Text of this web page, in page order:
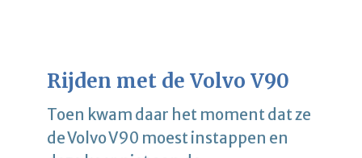
Rijden met de Volvo V90
Toen kwam daar het moment dat ze
de Volvo V90 moest instappen en